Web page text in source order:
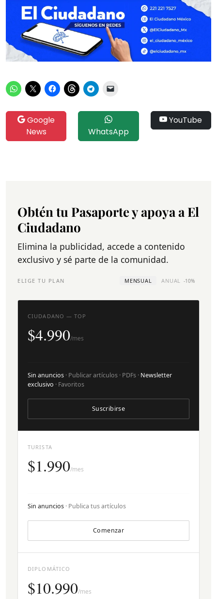
Google
News
WhatsApp
YouTube
Obtén tu Pasaporte y apoya a El
Ciudadano
Elimina la publicidad, accede a contenido
exclusivo y sé parte de la comunidad.
ELIGE TU PLAN MENSUAL ANUAL -10%
TURISTA
$1.990/mes
Sin anuncios · Publica tus artículos
Comenzar
CIUDADANO — TOP
$4.990/mes
Sin anuncios · Publicar artículos · PDFs · Newsletter
exclusivo · Favoritos
Suscribirse
DIPLOMÁTICO
$10.990/mes